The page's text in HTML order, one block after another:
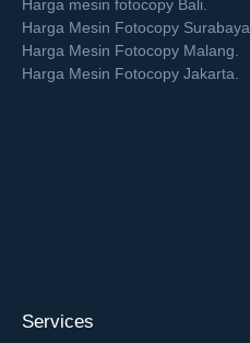
Harga mesin fotocopy Bali.
Harga Mesin Fotocopy Surabaya.
Harga Mesin Fotocopy Malang.
Harga Mesin Fotocopy Jakarta.
Services